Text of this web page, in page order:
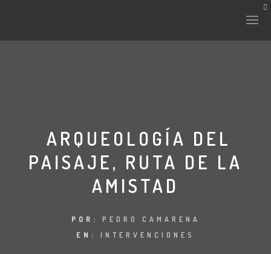
INTERVENCIONES
LABORATORIO
ARQUEOLOGÍA DEL
PAISAJE, RUTA DE LA
AMISTAD
POR: PEDRO CAMARENA
EN: INTERVENCIONES